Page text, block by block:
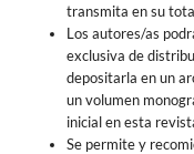
transmita en su
Los autores/as
exclusiva de
depositarla en un
un volumen
inicial en esta
Se permite y